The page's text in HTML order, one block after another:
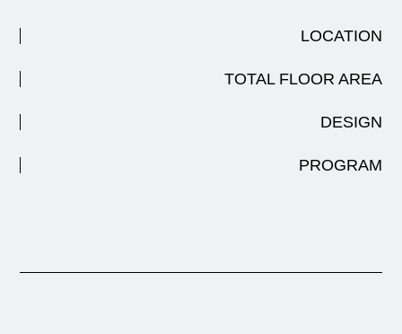
LOCATION
TOTAL FLOOR AREA
DESIGN
PROGRAM